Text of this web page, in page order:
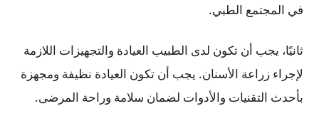
في المجتمع الطبي.
ثانيًا، يجب أن تكون لدى الطبيب العيادة والتجهيزات اللازمة
لإجراء زراعة الأسنان. يجب أن تكون العيادة نظيفة ومجهزة
بأحدث التقنيات والأدوات لضمان سلامة وراحة المرضى.